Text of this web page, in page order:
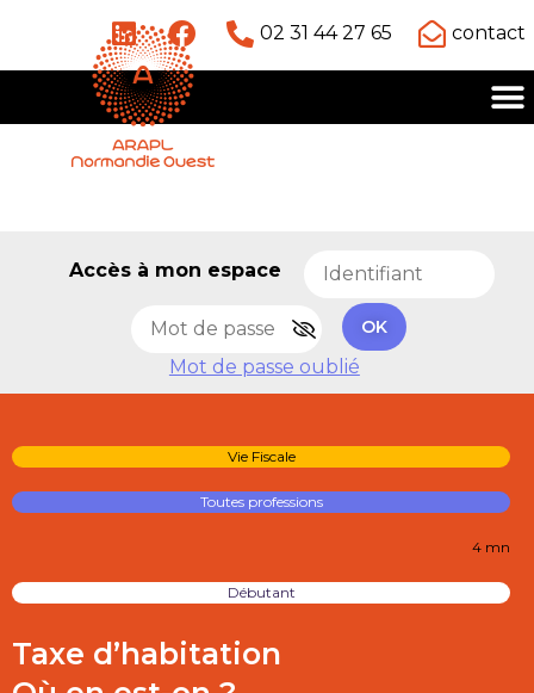
02 31 44 27 65 contact
Accès à mon espace
OK
Mot de passe oublié
Vie Fiscale
Toutes professions
4 mn
Débutant
Taxe d’habitation